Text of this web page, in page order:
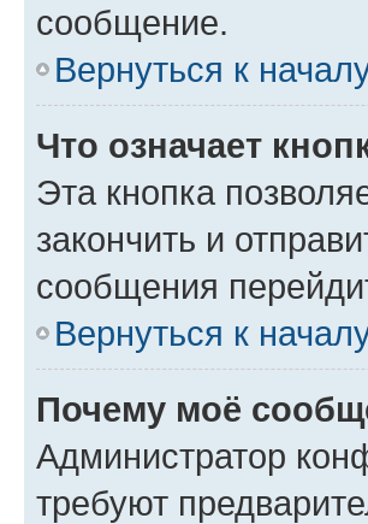
сообщение.
Вернуться к
Что означает
Эта кнопка
закончить и
сообщения
Вернуться к
Почему моё
Администратор
требуют